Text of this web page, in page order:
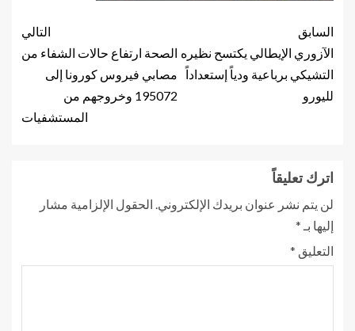
السابق
الآزوري الإيطالي يكتسح نظيره
التشيكي برباعية ودياً إستعداداً
لليورو
التالي
الصحة ارتفاع حالات الشفاء من
مصابي فيروس كورونا إلى
195072 وخروجهم من
المستشفيات
اترك تعليقاً
لن يتم نشر عنوان بريدك الإلكتروني. الحقول الإلزامية مشار
إليها بـ *
التعليق *